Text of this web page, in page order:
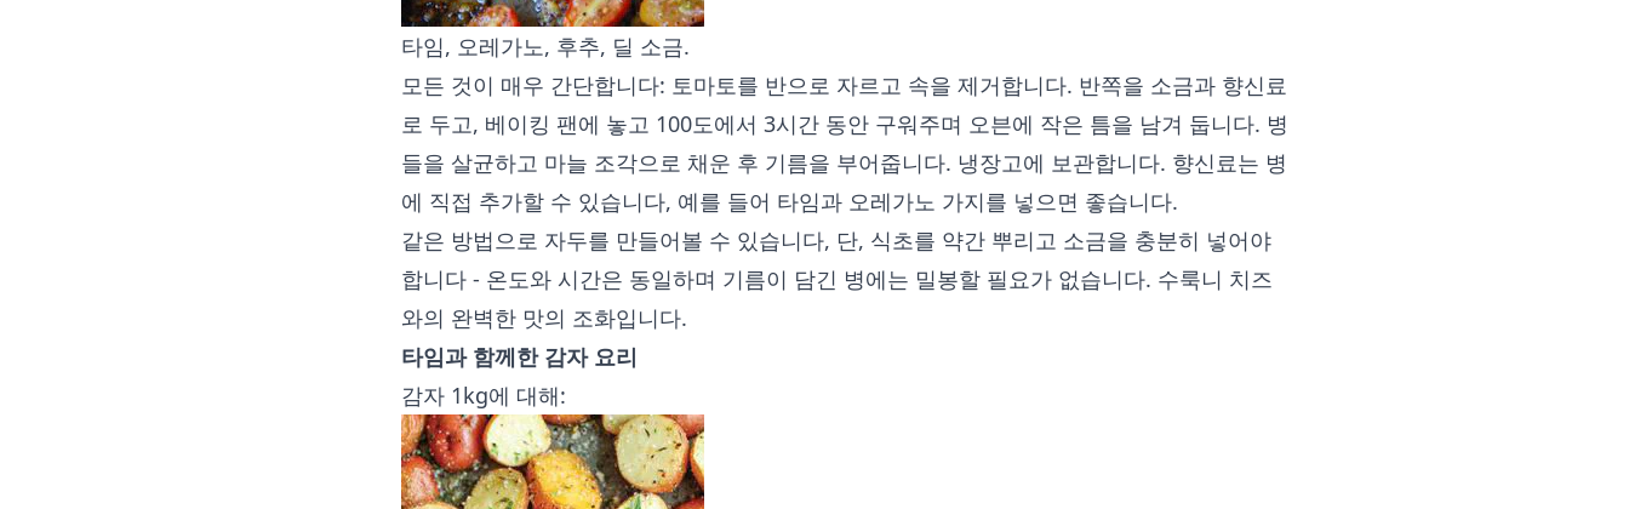
타임, 오레가노, 후추, 딜 소금.
모든 것이 매우 간단합니다: 토마토를 반으로 자르고 속을 제거합니다. 반쪽을 소금과 향신료
로 두고, 베이킹 팬에 놓고 100도에서 3시간 동안 구워주며 오븐에 작은 틈을 남겨 둡니다. 병
들을 살균하고 마늘 조각으로 채운 후 기름을 부어줍니다. 냉장고에 보관합니다. 향신료는 병
에 직접 추가할 수 있습니다, 예를 들어 타임과 오레가노 가지를 넣으면 좋습니다.
같은 방법으로 자두를 만들어볼 수 있습니다, 단, 식초를 약간 뿌리고 소금을 충분히 넣어야
합니다 - 온도와 시간은 동일하며 기름이 담긴 병에는 밀봉할 필요가 없습니다. 수룩니 치즈
와의 완벽한 맛의 조화입니다.
타임과 함께한 감자 요리
감자 1kg에 대해: